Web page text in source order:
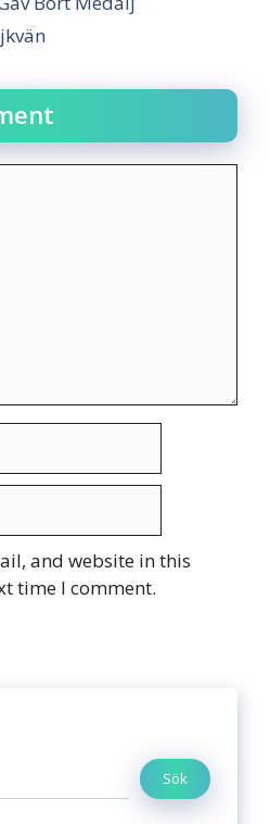
and website in this
time I comment.
Sök